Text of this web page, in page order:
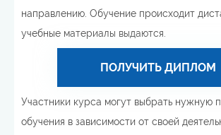
направлению. Обучение происходит
учебные материалы выдаются.
ПОЛУЧИТЬ ДИПЛОМ
Участники курса могут выбрать нужную
обучения в зависимости от своей